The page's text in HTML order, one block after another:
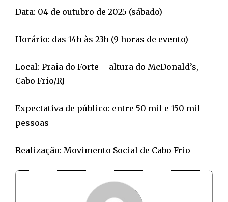
Data: 04 de outubro de 2025 (sábado)
Horário: das 14h às 23h (9 horas de evento)
Local: Praia do Forte – altura do McDonald’s,
Cabo Frio/RJ
Expectativa de público: entre 50 mil e 150 mil
pessoas
Realização: Movimento Social de Cabo Frio